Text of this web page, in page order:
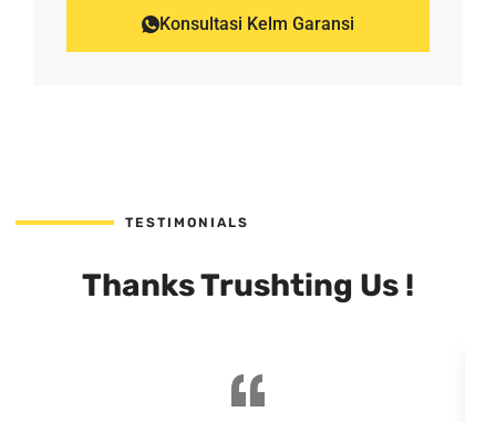
Konsultasi Kelm Garansi
TESTIMONIALS
Thanks Trushting Us !